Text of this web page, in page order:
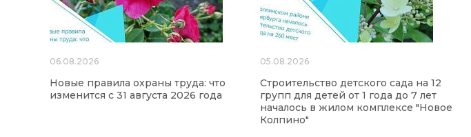
06.08.2026
Новые правила охраны труда: что
изменится с 31 августа 2026 года
05.08.2026
Строительство детского сада на 12
групп для детей от 1 года до 7 лет
началось в жилом комплексе "Новое
Колпино"